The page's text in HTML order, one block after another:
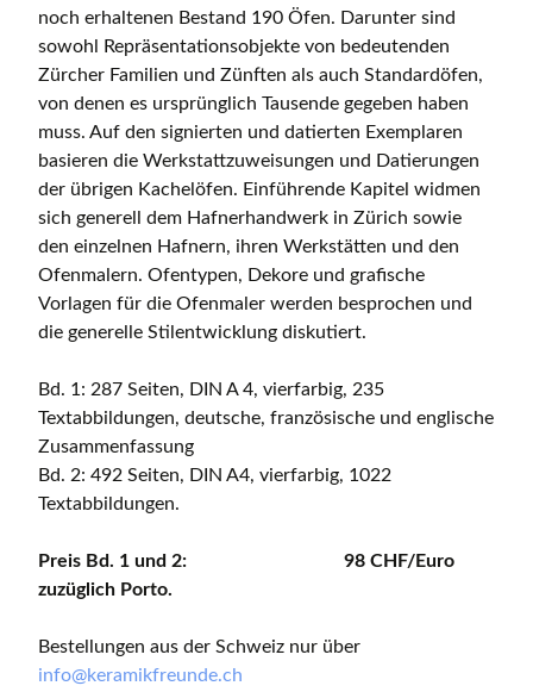
noch erhaltenen Bestand 190 Öfen. Darunter sind
sowohl Repräsentationsobjekte von bedeutenden
Zürcher Familien und Zünften als auch Standardöfen,
von denen es ursprünglich Tausende gegeben haben
muss. Auf den signierten und datierten Exemplaren
basieren die Werkstattzuweisungen und Datierungen
der übrigen Kachelöfen. Einführende Kapitel widmen
sich generell dem Hafnerhandwerk in Zürich sowie
den einzelnen Hafnern, ihren Werkstätten und den
Ofenmalern. Ofentypen, Dekore und grafische
Vorlagen für die Ofenmaler werden besprochen und
die generelle Stilentwicklung diskutiert.
Bd. 1: 287 Seiten, DIN A 4, vierfarbig, 235
Textabbildungen, deutsche, französische und englische
Zusammenfassung
Bd. 2: 492 Seiten, DIN A4, vierfarbig, 1022
Textabbildungen.
Preis Bd. 1 und 2: 98 CHF/Euro
zuzüglich Porto.
Bestellungen aus der Schweiz nur über
info@keramikfreunde.ch